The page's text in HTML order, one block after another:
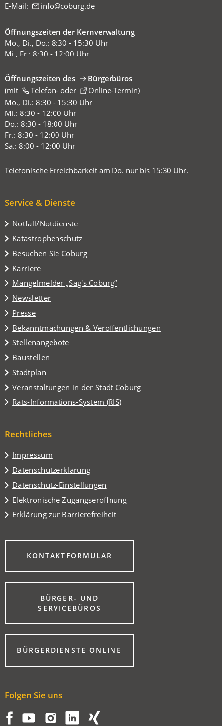
E-Mail:
info coburg de
Öffnungszeiten der Kernverwaltung
Mo., Di., Do.: 8:30 - 15:30 Uhr
Mi., Fr.: 8:30 - 12:00 Uhr
Öffnungszeiten des
Bürgerbüros
(mit
Telefon-oder Online-Termin
(Öffnet
in
einem
neuen
Tab)
)
Mo., Di.: 8:30 - 15:30 Uhr
Mi.: 8:30 - 12:00 Uhr
Do.: 8:30 - 18:00 Uhr
Fr.: 8:30 - 12:00 Uhr
Sa.: 8:00 - 12:00 Uhr
Telefonische Erreichbarkeit am Do. nur bis 15:30 Uhr.
Service & Dienste
Notfall/Notdienste
Katastrophenschutz
Besuchen Sie Coburg
(Öffnet
in
einem
neuen
Tab)
Karriere
Mängelmelder „Sag's Coburg“
(Öffnet
in
einem
neuen
Tab)
Newsletter
Presse
Bekanntmachungen & Veröffentlichungen
Stellenangebote
Baustellen
Stadtplan
(Öffnet
in
einem
neuen
Veranstaltungen in der Stadt Coburg
(Öffnet
in
einem
Tab)
Rats-Informations-System (RIS)
(Öffnet
neuen
Rechtliches
Impressum
Datenschutzerklärung
Datenschutz-Einstellungen
Elektronische Zugangseröffnung
Erklärung zur Barrierefreiheit
KONTAKTFORMULAR
(ÖFFNET
EINEM
NEUEN
BÜRGER- UND
SERVICEBÜROS
(ÖFFNET
EINEM
NEUEN
TAB)BÜRGERDIENSTE ONLINE
(ÖFFNET
EINEM
Folgen Sie uns